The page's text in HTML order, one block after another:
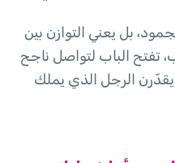
بل يعني التوازن بين
تفتح الباب لتواصل ناجح
الرجل الذي يملك